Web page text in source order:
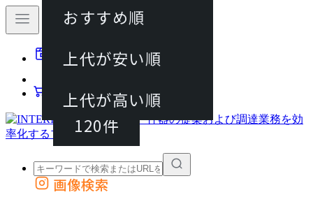
動画マニュアル
カート
外部サイトの商品をカートに追加
画像検索
120件
おすすめ順
上代が安い順
上代が高い順